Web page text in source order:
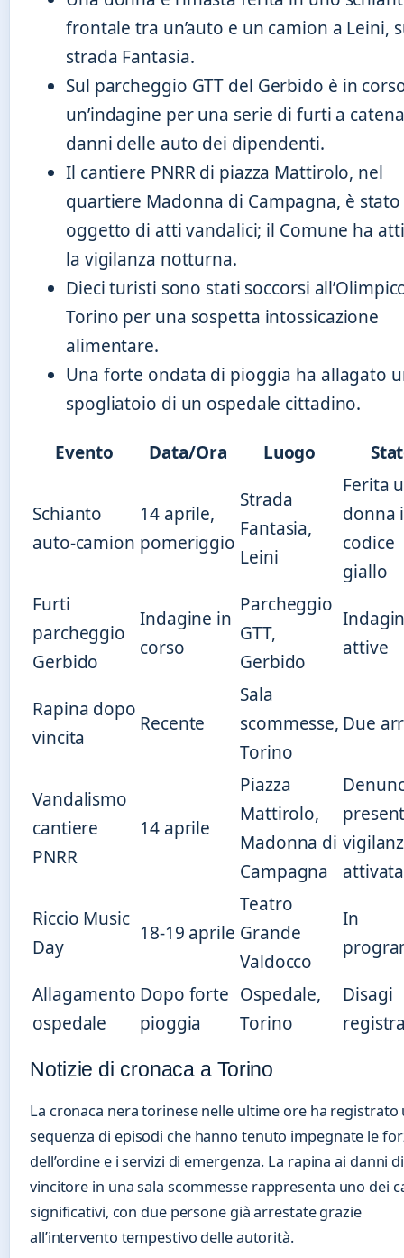
frontale tra un’auto e un camion a Leini,
strada Fantasia.
Sul parcheggio GTT del Gerbido è in
un’indagine per una serie di furti a
danni delle auto dei dipendenti.
Il cantiere PNRR di piazza Mattirolo, nel
quartiere Madonna di Campagna, è stato
oggetto di atti vandalici; il Comune ha
la vigilanza notturna.
Dieci turisti sono stati soccorsi
Torino per una sospetta intossicazione
alimentare.
Una forte ondata di pioggia ha allagato
spogliatoio di un ospedale cittadino.
Evento Data/Ora Luogo
Schianto
auto-camion
14 aprile,
pomeriggio
Strada
Fantasia,
Leini
Ferita
donna
codice
giallo
Furti
parcheggio
Gerbido
Indagine in
corso
Parcheggio
GTT,
Gerbido
attive
Rapina dopo
vincita
Recente
Sala
scommesse,
Torino
Due
Vandalismo
cantiere
PNRR
14 aprile
Piazza
Mattirolo,
Madonna di
Campagna
attivata
Riccio Music
Day
18-19 aprile
Teatro
Grande
Valdocco
In
Allagamento
ospedale
Dopo forte
pioggia
Ospedale,
Torino
Disagi
Notizie di cronaca a Torino
La cronaca nera torinese nelle ultime ore ha registrato
sequenza di episodi che hanno tenuto impegnate le
dell’ordine e i servizi di emergenza. La rapina ai danni
vincitore in una sala scommesse rappresenta uno dei
significativi, con due persone già arrestate grazie
all’intervento tempestivo delle autorità.